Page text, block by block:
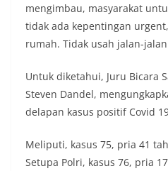
mengimbau, masyarakat
tidak ada kepentingan
rumah. Tidak usah jalan-
Untuk diketahui, Juru Bicara
Steven Dandel,
delapan kasus positif Covid
Meliputi, kasus 75, pria 41
Setupa Polri, kasus 76, pria